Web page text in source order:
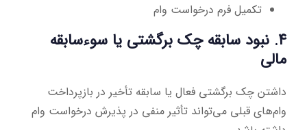
تکمیل فرم درخواست وام
۴. نبود سابقه چک برگشتی یا سوءسابقه
مالی
داشتن چک برگشتی فعال یا سابقه تأخیر در بازپرداخت
وام‌های قبلی می‌تواند تأثیر منفی در پذیرش درخواست وام